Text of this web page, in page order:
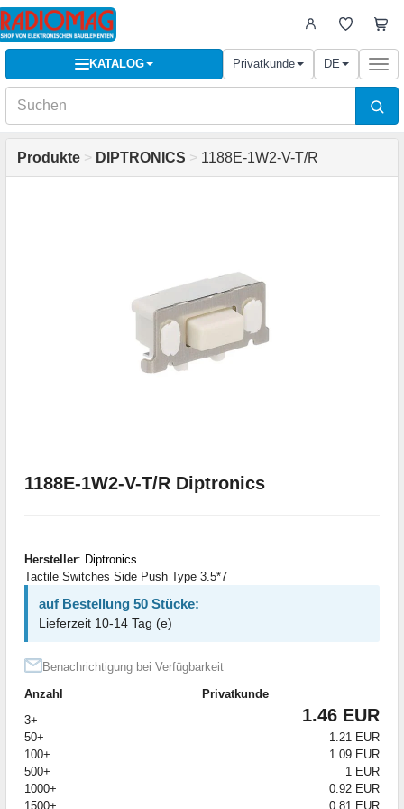
KATALOG Privatkunde DE
Produkte > DIPTRONICS > 1188E-1W2-V-T/R
1188E-1W2-V-T/R Diptronics
Hersteller: Diptronics
Tactile Switches Side Push Type 3.5*7
auf Bestellung 50 Stücke:
Lieferzeit 10-14 Tag (e)
Benachrichtigung bei Verfügbarkeit
Anzahl
Privatkunde
3+
1.46 EUR
50+
1.21 EUR
100+
1.09 EUR
500+
1 EUR
1000+
0.92 EUR
1500+
0.81 EUR